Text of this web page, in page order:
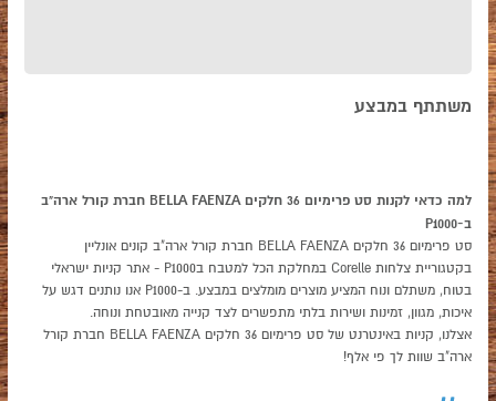
משתתף במבצע
למה כדאי לקנות סט פרימיום 36 חלקים BELLA FAENZA חברת קורל ארה"ב
ב-P1000
סט פרימיום 36 חלקים BELLA FAENZA חברת קורל ארה"ב קונים אונליין
בקטגוריית צלחות Corelle במחלקת הכל למטבח בP1000 - אתר קניות ישראלי
בטוח, משתלם ונוח המציע מוצרים מומלצים במבצע. ב-P1000 אנו נותנים דגש על
איכות, מגוון, זמינות ושירות בלתי מתפשרים לצד קנייה מאובטחת ונוחה.
אצלנו, קניות באינטרנט של סט פרימיום 36 חלקים BELLA FAENZA חברת קורל
ארה"ב שוות לך פי אלף!